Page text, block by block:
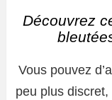
Découvrez
Vous pouvez
peu plus discret,